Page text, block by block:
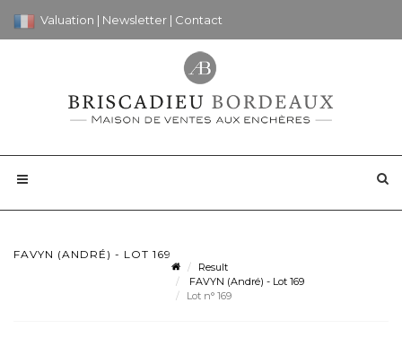
Valuation | Newsletter | Contact
FAVYN (ANDRÉ) - LOT 169
Result
FAVYN (André) - Lot 169
Lot n° 169